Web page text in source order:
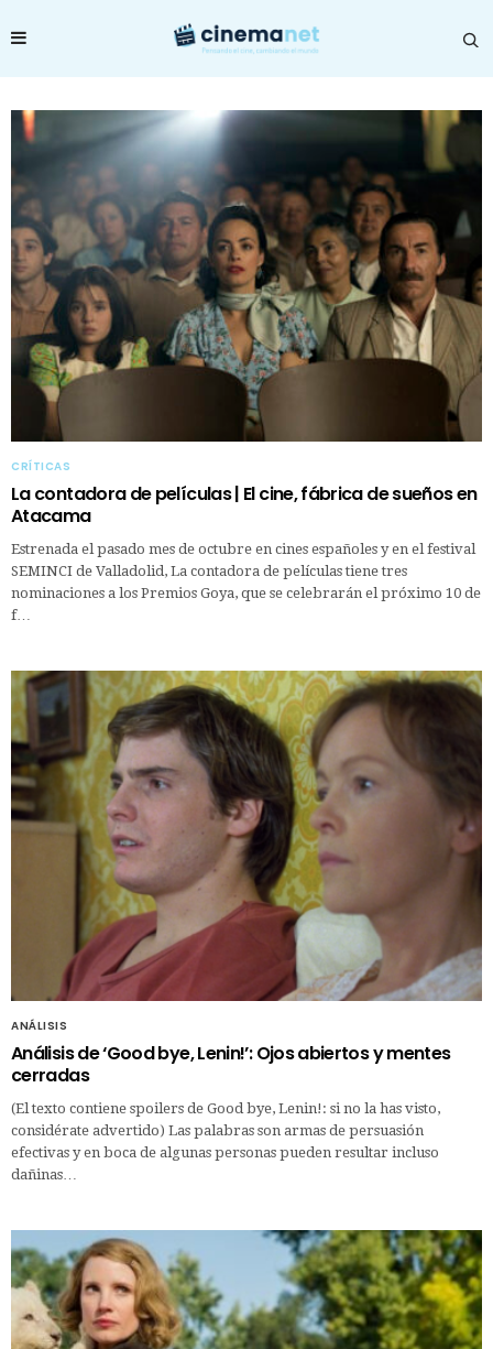
CRÍTICAS
La contadora de películas | El cine, fábrica de sueños en
Atacama
Estrenada el pasado mes de octubre en cines españoles y en el festival
SEMINCI de Valladolid, La contadora de películas tiene tres
nominaciones a los Premios Goya, que se celebrarán el próximo 10 de
f…
ANÁLISIS
Análisis de ‘Good bye, Lenin!’: Ojos abiertos y mentes
cerradas
(El texto contiene spoilers de Good bye, Lenin!: si no la has visto,
considérate advertido) Las palabras son armas de persuasión
efectivas y en boca de algunas personas pueden resultar incluso
dañinas…